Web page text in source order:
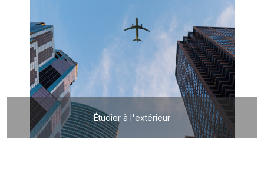
Étudier à l'extérieur